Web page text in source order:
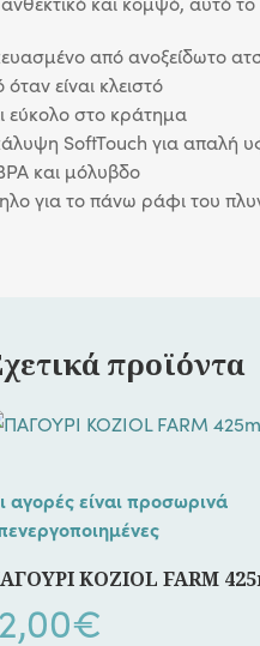
από ανοξείδωτο
όταν είναι κλειστό
εύκολο στο κράτημα
SoftTouch για απαλή
και μόλυβδo
για το πάνω ράφι του
προϊόντα
αγορές είναι προσωρινά
KOZIOL FARM
€